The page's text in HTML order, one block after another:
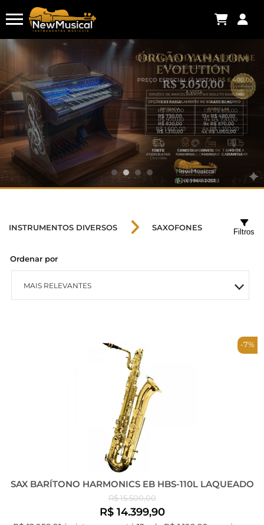
INSTRUMENTOS DIVERSOS SAXOFONES
Ordenar por
MAIS RELEVANTES
Filtros
-7%
SAX BARÍTONO HARMONICS EB HBS-110L LAQUEADO
R$ 15.500,00
R$ 14.399,90